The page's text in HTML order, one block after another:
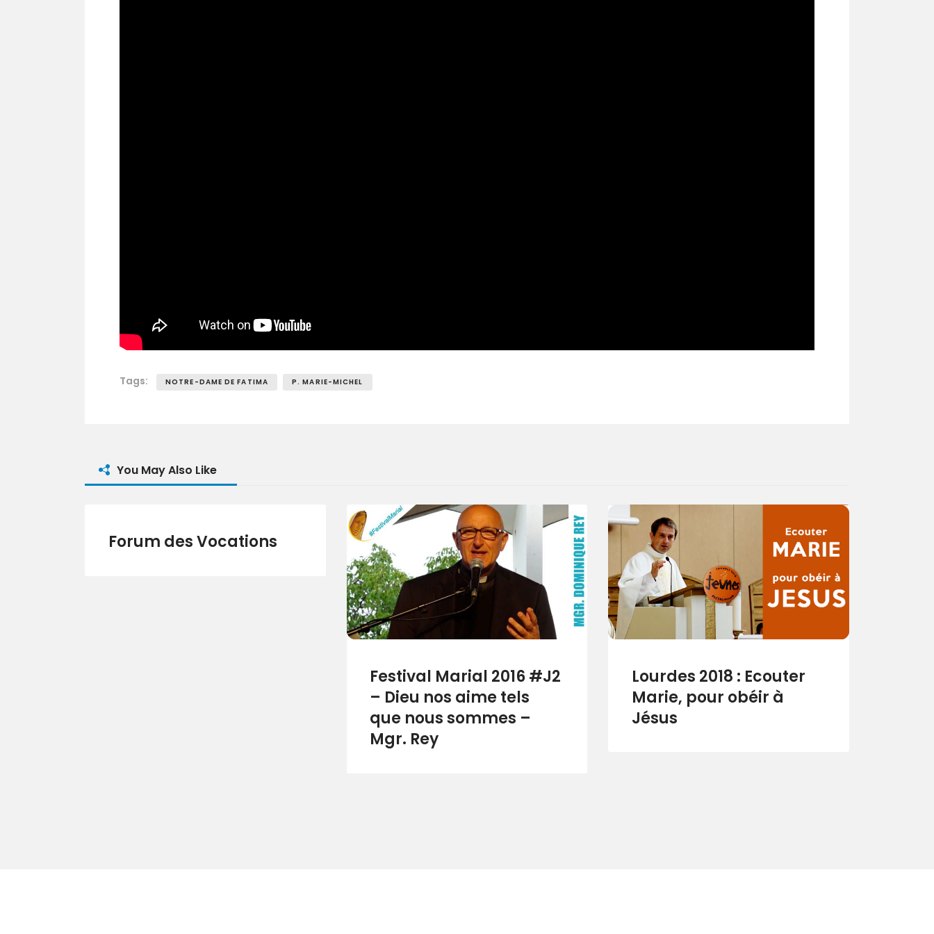
Tags: NOTRE-DAME DE FATIMA P. MARIE-MICHEL
You May Also Like
Forum des Vocations
Festival Marial 2016 #J2
– Dieu nos aime tels
que nous sommes –
Mgr. Rey
Lourdes 2018 : Ecouter
Marie, pour obéir à
Jésus